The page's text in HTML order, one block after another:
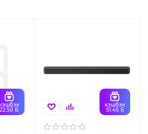
кэшбэк
22.50 Б
кэшбэк
51.45 Б